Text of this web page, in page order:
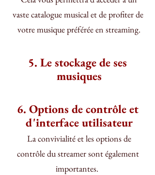
vaste catalogue musical et de profiter de
votre musique préférée en streaming.
5. Le stockage de ses
musiques
6. Options de contrôle et
d'interface utilisateur
contrôle du streamer sont également
importantes.